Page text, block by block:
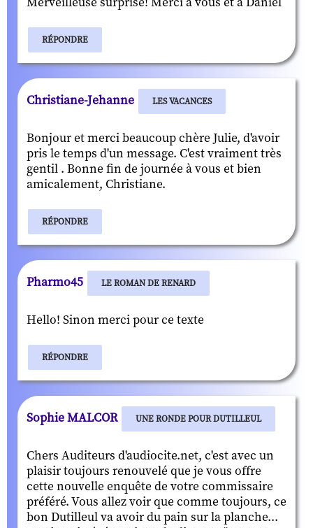
RÉPONDRE
Christiane-Jehanne LES VACANCES
Bonjour et merci beaucoup chère Julie, d'avoir
pris le temps d'un message. C'est vraiment très
gentil . Bonne fin de journée à vous et bien
amicalement, Christiane.
RÉPONDRE
Pharmo45 LE ROMAN DE RENARD
Hello! Sinon merci pour ce texte
RÉPONDRE
Sophie MALCOR UNE RONDE POUR DUTILLEUL
Chers Auditeurs d'audiocite.net, c'est avec un
plaisir toujours renouvelé que je vous offre
cette nouvelle enquête de votre commissaire
préféré. Vous allez voir que comme toujours, ce
bon Dutilleul va avoir du pain sur la planche...